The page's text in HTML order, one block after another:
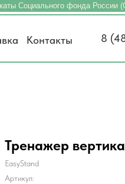
Социального фонда России
Контакты 8
Тренажер
EasyStand
Артикул: